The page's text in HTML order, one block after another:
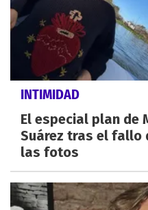
INTIMIDAD
El especial plan de
Suárez tras el fallo
las fotos